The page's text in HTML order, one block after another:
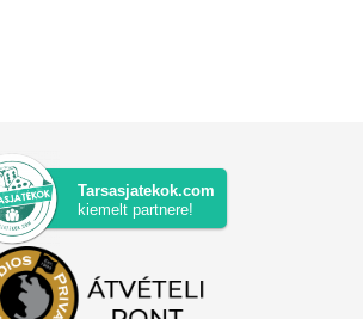
Tarsasjatekok.com
kiemelt partnere!